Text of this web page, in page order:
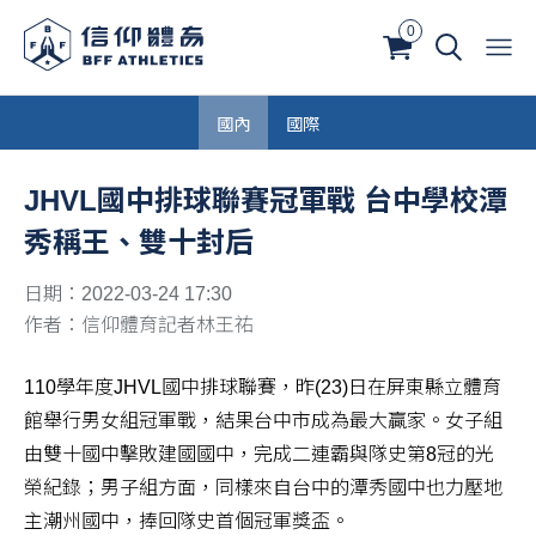
0
國內 國際
JHVL國中排球聯賽冠軍戰 台中學校潭
秀稱王、雙十封后
日期：2022-03-24 17:30
作者：信仰體育記者林王祐
110學年度JHVL國中排球聯賽，昨(23)日在屏東縣立體育
館舉行男女組冠軍戰，結果台中市成為最大贏家。女子組
由雙十國中擊敗建國國中，完成二連霸與隊史第8冠的光
榮紀錄；男子組方面，同樣來自台中的潭秀國中也力壓地
主潮州國中，捧回隊史首個冠軍獎盃。